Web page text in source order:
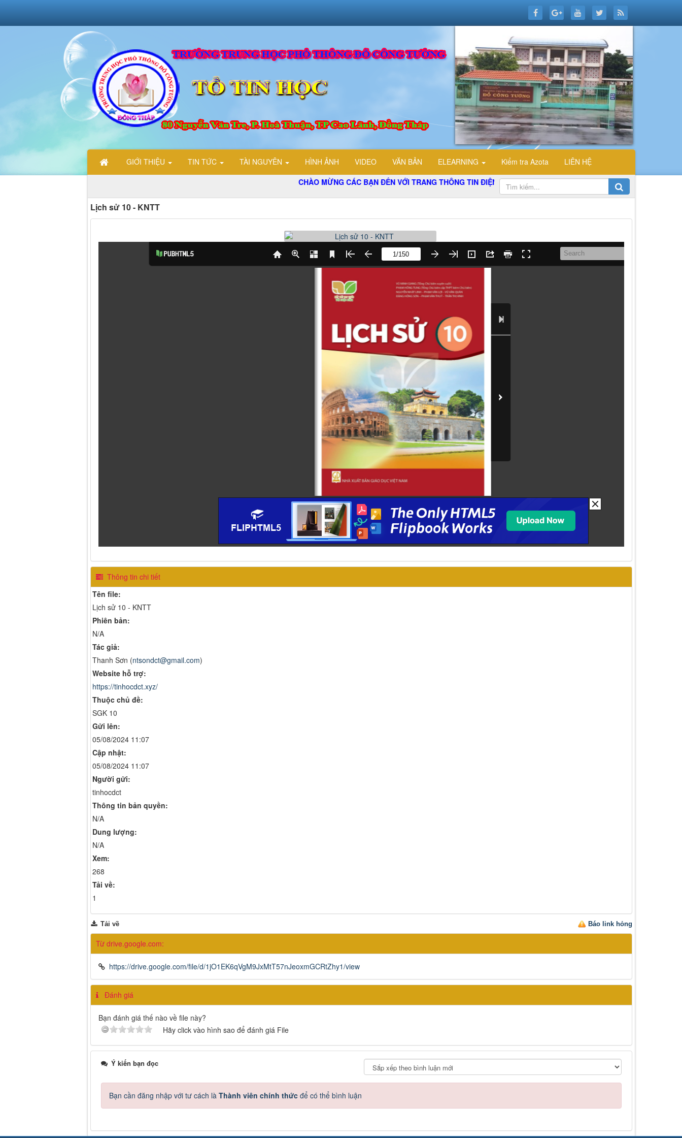
GIỚI THIỆU TIN TỨC TÀI NGUYÊN HÌNH ẢNH VIDEO VĂN BẢN ELEARNING Kiểm tra Azota
LIÊN HỆ
CHÀO MỪNG CÁC BẠN ĐẾN VỚI TRANG THÔNG TIN ĐIỆN TỬ TỔ TIN HỌC TRƯỜNG THPT ĐỖ CÔNG TƯỜNG
Lịch sử 10 - KNTT
Thông tin chi tiết
Tên file:
Lịch sử 10 - KNTT
Phiên bản:
N/A
Tác giả:
Thanh Sơn (ntsondct@gmail.com)
Website hỗ trợ:
https://tinhocdct.xyz/
Thuộc chủ đề:
SGK 10
Gửi lên:
05/08/2024 11:07
Cập nhật:
05/08/2024 11:07
Người gửi:
tinhocdct
Thông tin bản quyền:
N/A
Dung lượng:
N/A
Xem:
268
Tải về:
1
Báo link hỏng
Tải về
Từ drive.google.com:
https://drive.google.com/file/d/1jO1EK6qVgM9JxMtT57nJeoxmGCRtZhy1/view
Đánh giá
Bạn đánh giá thế nào về file này?
Hãy click vào hình sao để đánh giá File
Ý kiến bạn đọc
Bạn cần đăng nhập với tư cách là Thành viên chính thức để có thể bình luận